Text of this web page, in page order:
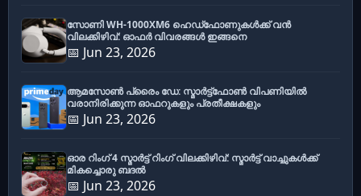
സോണി WH-1000XM6 ഹെഡ്‌ഫോണുകൾക്ക് വൻ
വിലക്കിഴിവ്: ഓഫർ വിവരങ്ങൾ ഇങ്ങനെ
📅 Jun 23, 2026
ആമസോൺ പ്രൈം ഡേ: സ്മാർട്ട്ഫോൺ വിപണിയിൽ
വരാനിരിക്കുന്ന ഓഫറുകളും പ്രതീക്ഷകളും
📅 Jun 23, 2026
ഓര റിംഗ് 4 സ്മാർട്ട് റിംഗ് വിലക്കിഴിവ്: സ്മാർട്ട് വാച്ചുകൾക്ക്
മികച്ചൊരു ബദൽ
📅 Jun 23, 2026